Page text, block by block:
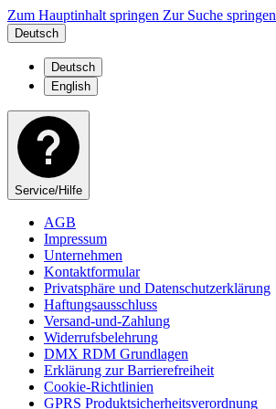
Zum Hauptinhalt springen Zur Suche springen
Deutsch
Deutsch
English
Service/Hilfe
AGB
Impressum
Unternehmen
Kontaktformular
Privatsphäre und Datenschutzerklärung
Haftungsausschluss
Versand-und-Zahlung
Widerrufsbelehrung
DMX RDM Grundlagen
Erklärung zur Barrierefreiheit
Cookie-Richtlinien
GPRS Produktsicherheitsverordnung